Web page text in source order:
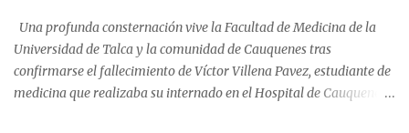
Una profunda consternación vive la Facultad de Medicina de la
Universidad de Talca y la comunidad de Cauquenes tras
confirmarse el fallecimiento de Víctor Villena Pavez, estudiante de
medicina que realizaba su internado en el Hospital de Cauquenes.